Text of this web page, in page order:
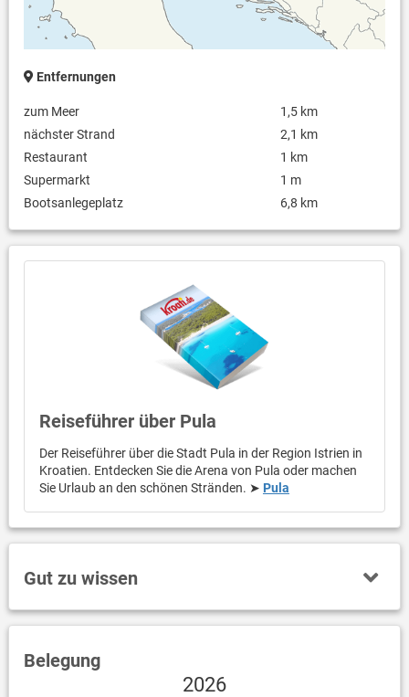
Entfernungen
zum Meer
1,5 km
nächster Strand
2,1 km
Restaurant
1 km
Supermarkt
1 m
Bootsanlegeplatz
6,8 km
Reiseführer über Pula
Der Reiseführer über die Stadt Pula in der Region Istrien in
Kroatien. Entdecken Sie die Arena von Pula oder machen
Sie Urlaub an den schönen Stränden. ➤ Pula
Gut zu wissen
Belegung
2026